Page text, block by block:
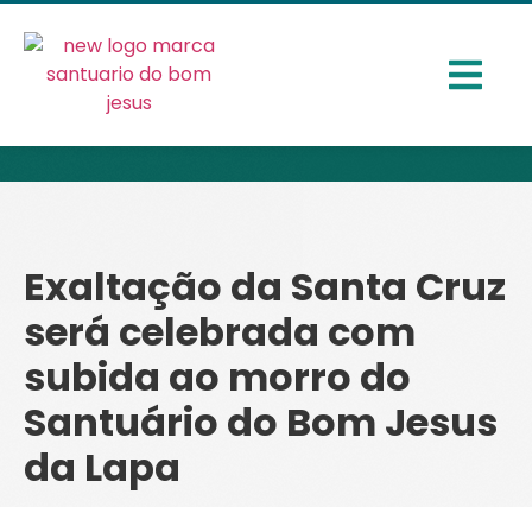
Exaltação da Santa Cruz
será celebrada com
subida ao morro do
Santuário do Bom Jesus
da Lapa